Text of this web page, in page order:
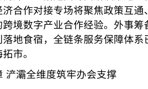
合作对接专场将聚焦政策互通
境数字产业合作经验。外事
地食宿，全链条服务保障体
市。
浐灞全维度筑牢办会支撑